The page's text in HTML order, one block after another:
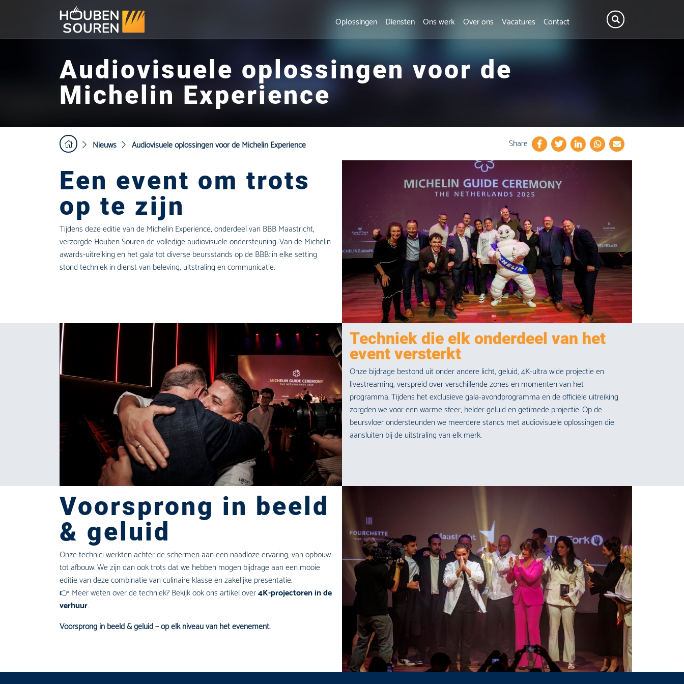
Oplossingen Diensten Ons werk Over ons Vacatures Contact
Audiovisuele oplossingen voor de
Michelin Experience
Nieuws Audiovisuele oplossingen voor de Michelin Experience Share
Een event om trots
op te zijn
Tijdens deze editie van de MichelinExperience, onderdeel vanBBB Maastricht,
verzorgde Houben Souren de volledige audiovisuele ondersteuning. Van de Michelin
awards-uitreiking en het gala tot diverse beursstands op de BBB: in elke setting
stond techniek in dienst van beleving, uitstraling en communicatie.
Techniek die elk onderdeel van het
event versterkt
Onze bijdrage bestond uit onder andere licht, geluid, 4K-ultrawide projectie en
livestreaming, verspreid over verschillende zones en momenten van het
programma. Tijdens het exclusieve gala-avondprogramma en de officiële uitreiking
zorgden we voor een warme sfeer, helder geluid en getimede projectie. Op de
beursvloer ondersteunden we meerdere stands met audiovisuele oplossingen die
aansluiten bij de uitstraling van elk merk.
Voorsprong in beeld
& geluid
Onze technici werkten achter de schermen aan een naadloze ervaring, van opbouw
tot afbouw. We zijn dan ook trots dat we hebben mogen bijdrage aan een mooie
editie van deze combinatie van culinaire klasse en zakelijke presentatie.
👉 Meer weten over de techniek? Bekijk ook ons artikel over4K-projectoren in de
verhuur.
Voorsprong in beeld & geluid – op elk niveau van het evenement.